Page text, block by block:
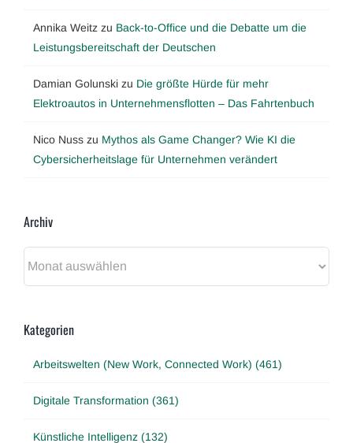
Annika Weitz zu Back-to-Office und die Debatte um die
Leistungsbereitschaft der Deutschen
Damian Golunski zu Die größte Hürde für mehr
Elektroautos in Unternehmensflotten – Das Fahrtenbuch
Nico Nuss zu Mythos als Game Changer? Wie KI die
Cybersicherheitslage für Unternehmen verändert
Archiv
Kategorien
Arbeitswelten (New Work, Connected Work) (461)
Digitale Transformation (361)
Künstliche Intelligenz (132)